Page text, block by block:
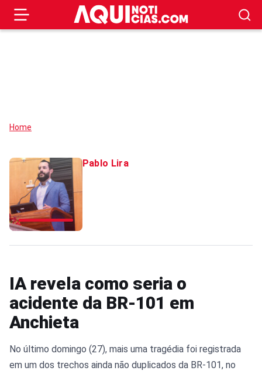
Home
Pablo Lira
IA revela como seria o
acidente da BR-101 em
Anchieta
No último domingo (27), mais uma tragédia foi registrada
em um dos trechos ainda não duplicados da BR-101, no